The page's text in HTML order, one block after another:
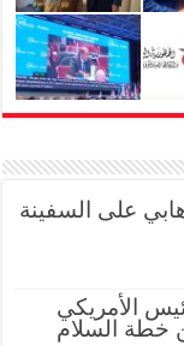
على السفينة
الأمريكي
خطة السلام